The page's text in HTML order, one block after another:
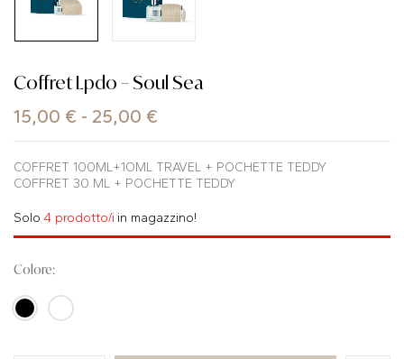
Coffret Lpdo – Soul Sea
15,00 € - 25,00 €
COFFRET 100ML+1OML TRAVEL + POCHETTE TEDDY
COFFRET 30 ML + POCHETTE TEDDY
Solo 4 prodotto/i in magazzino!
Colore